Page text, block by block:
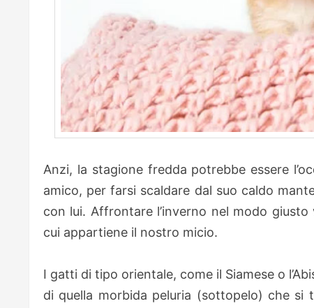
Anzi, la stagione fredda potrebbe essere
amico, per farsi scaldare dal suo caldo
con lui. Affrontare l’inverno nel modo
cui appartiene il nostro micio.
I gatti di tipo orientale, come il Siamese o
di quella morbida peluria (sottopelo) che